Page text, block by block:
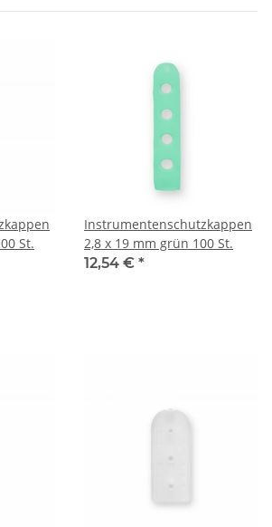
St.
Instrumentenschutzkappen
2,8 x 19 mm grün 100 St.
12,54 € *